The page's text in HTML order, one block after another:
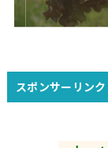
スポンサーリンク